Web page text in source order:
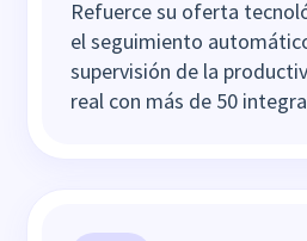
Refuerce su oferta
el seguimiento
supervisión de la
real con más de 50